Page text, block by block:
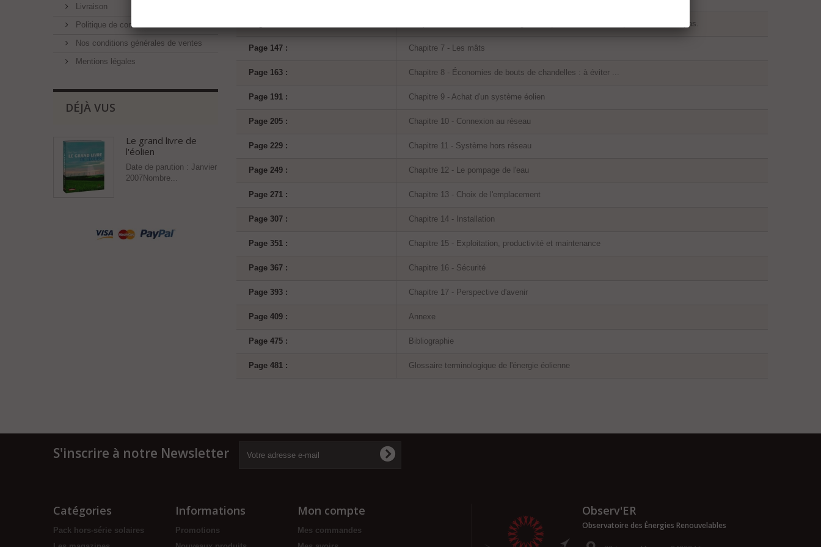
Livraison
Politique de confidentialité
Nos conditions générales de ventes
Mentions légales
DÉJÀ VUS
Le grand livre de
l'éolien
Date de parution : Janvier
2007Nombre...
Chapitre 6 - Évaluer la technologie : ce qui fonctionne et ce qui ne fonctionne pas.
Page 147 : Chapitre 7 - Les mâts
Page 163 : Chapitre 8 - Économies de bouts de chandelles : à éviter ...
Page 191 : Chapitre 9 - Achat d'un système éolien
Page 205 : Chapitre 10 - Connexion au réseau
Page 229 : Chapitre 11 - Système hors réseau
Page 249 : Chapitre 12 - Le pompage de l'eau
Page 271 : Chapitre 13 - Choix de l'emplacement
Page 307 : Chapitre 14 - Installation
Page 351 : Chapitre 15 - Exploitation, productivité et maintenance
Page 367 : Chapitre 16 - Sécurité
Page 393 : Chapitre 17 - Perspective d'avenir
Page 409 : Annexe
Page 475 : Bibliographie
Page 481 : Glossaire terminologique de l'énergie éolienne
S'inscrire à notre Newsletter
Catégories
Pack hors-série solaires
Informations
Promotions
Mon compte
Mes commandes
Observ'ER
Observatoire des Énergies Renouvelables